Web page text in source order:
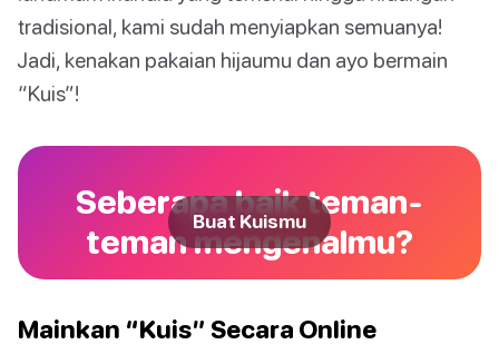
tradisional, kami sudah menyiapkan semuanya!
Jadi, kenakan pakaian hijaumu dan ayo bermain
“Kuis”!
Seberapa baik teman-
teman mengenalmu?
Buat Kuismu
Mainkan “Kuis” Secara Online